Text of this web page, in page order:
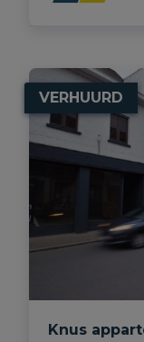
VERHUURD
Knus